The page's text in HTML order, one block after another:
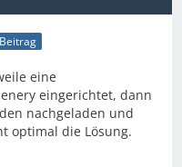
eine
eingerichtet, dann
nachgeladen und
optimal die Lösung.